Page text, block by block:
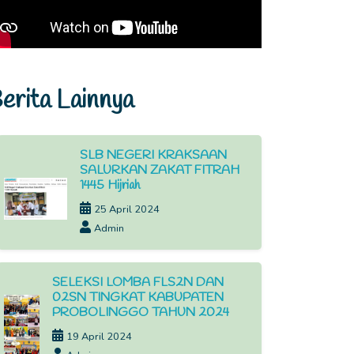
Lainnya
SLB NEGERI KRAKSAAN
SALURKAN ZAKAT FITRAH
1445 Hijriah
25 April 2024
Admin
SELEKSI LOMBA FLS2N DAN
02SN TINGKAT KABUPATEN
PROBOLINGGO TAHUN 2024
19 April 2024